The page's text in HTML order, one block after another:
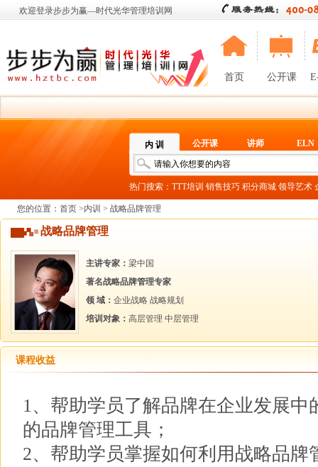
欢迎登录步步为赢—时代光华管理培训网
首页 公开课
内 训 公开课 讲师 ELN
热门搜索： TTT培训 销售技巧 积分商城 领导艺术
您的位置： 首页 >内训 > 战略品牌管理
战略品牌管理
主讲专家： 梁中国
著名战略品牌管理专家
领 域： 企业战略 战略规划
培训对象： 高层管理 中层管理
课程收益
1、帮助学员了解品牌在企业发展中
的品牌管理工具；
2、帮助学员掌握如何利用战略品牌